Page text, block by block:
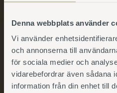
Denna webbplats använder
Vi använder
och annonserna till
för sociala medier och
vidarebefordrar även sådana
information från din enhet till